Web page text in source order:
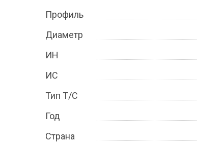
Профиль
Диаметр
ИН
ИС
Тип Т/С
Год
Страна